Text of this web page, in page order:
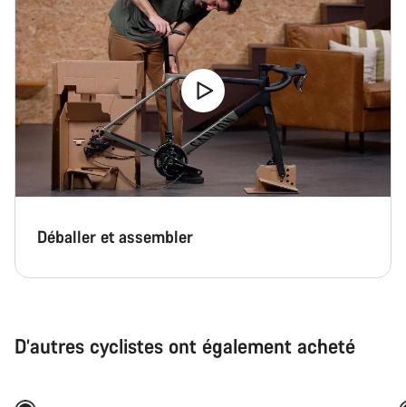
Déballer et assembler
D’autres cyclistes ont également acheté
Ajouter au panier